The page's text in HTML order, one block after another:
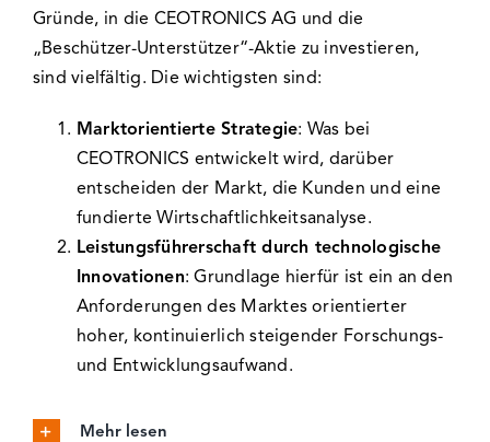
Gründe, in die CEOTRONICS AG und die
„Beschützer-Unterstützer“-Aktie zu investieren,
sind vielfältig. Die wichtigsten sind:
Marktorientierte Strategie: Was bei
CEOTRONICS entwickelt wird, darüber
entscheiden der Markt, die Kunden und eine
fundierte Wirtschaftlichkeitsanalyse.
Leistungsführerschaft durch technologische
Innovationen: Grundlage hierfür ist ein an den
Anforderungen des Marktes orientierter
hoher, kontinuierlich steigender Forschungs-
und Entwicklungsaufwand.
Mehr lesen